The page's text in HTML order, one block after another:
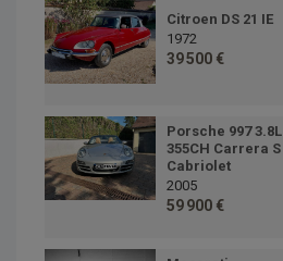
Citroen DS 21 IE
1972
39 500 €
Porsche 997 3.8L
355CH Carrera S
Cabriolet
2005
59 900 €